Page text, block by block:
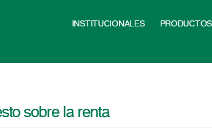
INSTITUCIONALES
sobre la renta